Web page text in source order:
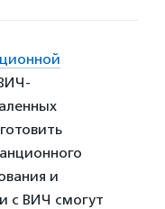
и
с ВИЧ смогут